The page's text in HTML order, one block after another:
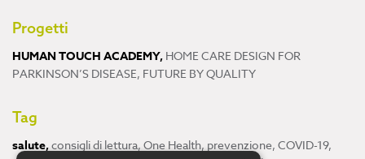
Progetti
HUMAN TOUCH ACADEMY, HOME CARE DESIGN FOR
PARKINSON’S DISEASE, FUTURE BY QUALITY
Tag
salute,consigli di lettura, One Health, prevenzione, COVID-19,